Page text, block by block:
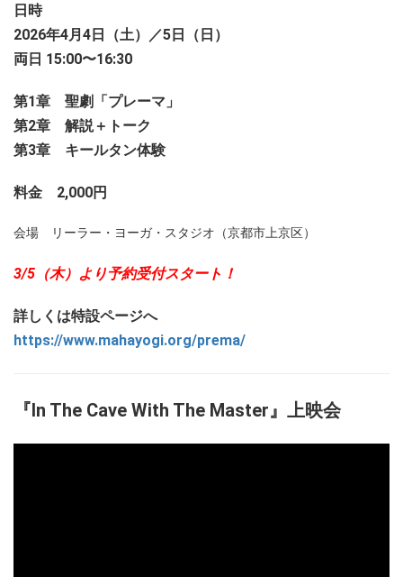
日時
2026年4月4日（土）／5日（日）
両日 15:00〜16:30
第1章 聖劇「プレーマ」
第2章 解説＋トーク
第3章 キールタン体験
料金 2,000円
会場 リーラー・ヨーガ・スタジオ（京都市上京区）
3/5（木）より予約受付スタート！
詳しくは特設ページへ
https://www.mahayogi.org/prema/
『In The Cave With The Master』上映会